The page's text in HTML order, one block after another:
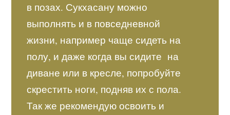
в позах. Сукхасану можно
выполнять и в повседневной
жизни, например чаще сидеть на
полу, и даже когда вы сидите на
диване или в кресле, попробуйте
скрестить ноги, подняв их с пола.
Так же рекомендую освоить и